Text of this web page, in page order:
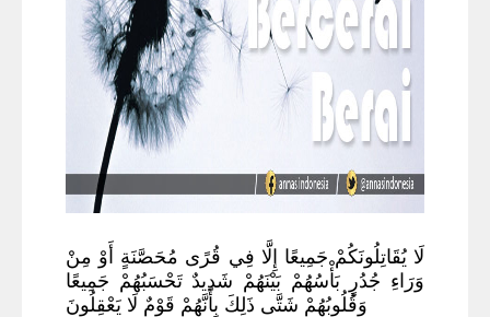
لَا يُقَاتِلُونَكُمْ جَمِيعًا إِلَّا فِي قُرًى مُحَصَّنَةٍ أَوْ مِنْ
وَرَاءِ جُدُرٍ بَأْسُهُمْ بَيْنَهُمْ شَدِيدٌ تَحْسَبُهُمْ جَمِيعًا
وَقُلُوبُهُمْ شَتَّى ذَلِكَ بِأَنَّهُمْ قَوْمٌ لَا يَعْقِلُونَ